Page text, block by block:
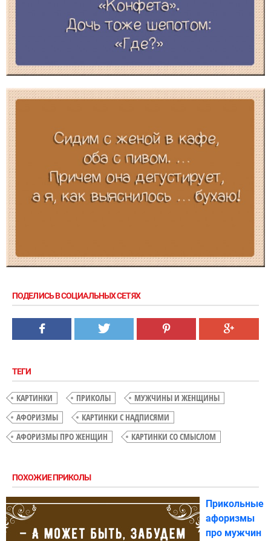
ПОДЕЛИСЬ В СОЦИАЛЬНЫХ СЕТЯХ
ТЕГИ
КАРТИНКИ ПРИКОЛЫ
МУЖЧИНЫ И ЖЕНЩИНЫ
АФОРИЗМЫ
КАРТИНКИ С НАДПИСЯМИ
АФОРИЗМЫ ПРО ЖЕНЩИН
КАРТИНКИ СО СМЫСЛОМ
ПОХОЖИЕ ПРИКОЛЫ
Прикольные
афоризмы
про мужчин